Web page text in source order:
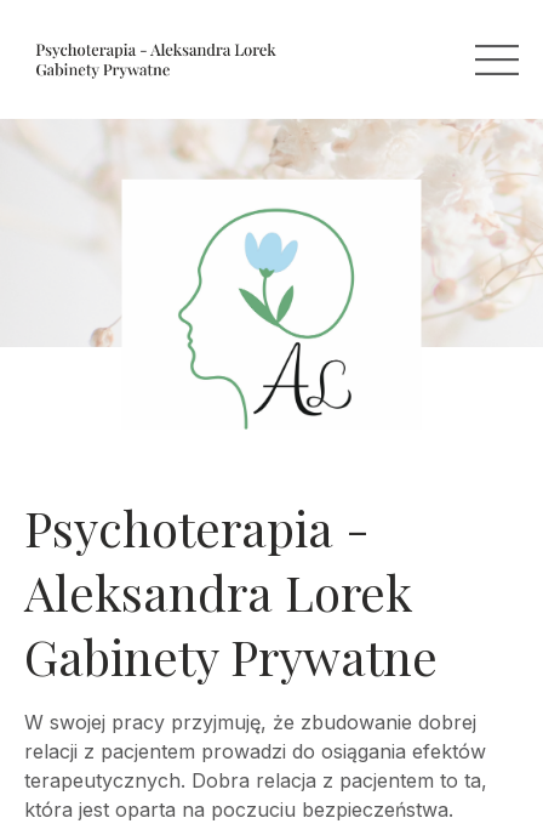
Psychoterapia -
Aleksandra Lorek
Gabinety Prywatne
W swojej pracy przyjmuję, że zbudowanie dobrej
relacji z pacjentem prowadzi do osiągania efektów
terapeutycznych. Dobra relacja z pacjentem to ta,
która jest oparta na poczuciu bezpieczeństwa.